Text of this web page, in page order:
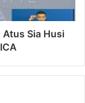
Sia Husi